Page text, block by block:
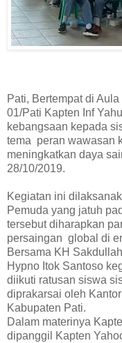
Pati, Bertempat di
01/Pati Kapten Inf
kebangsaan kepada
tema peran wawasan
meningkatkan daya
28/10/2019.
Kegiatan ini
Pemuda yang jatuh
tersebut diharapkan
persaingan global di
Bersama KH
Hypno Itok Santoso
diikuti ratusan siswa
diprakarsai oleh
Kabupaten Pati.
Dalam materinya
dipanggil Kapten